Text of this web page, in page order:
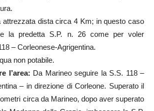
attrezzata dista circa 4 Km; in questo caso
la predetta S.P. n. 26 come per voler
– Corleonese-Agrigentina.
non potabile.
l’area: Da Marineo seguire la S.S. 118 –
– in direzione di Corleone. Superato il
circa da Marineo, dopo aver superato